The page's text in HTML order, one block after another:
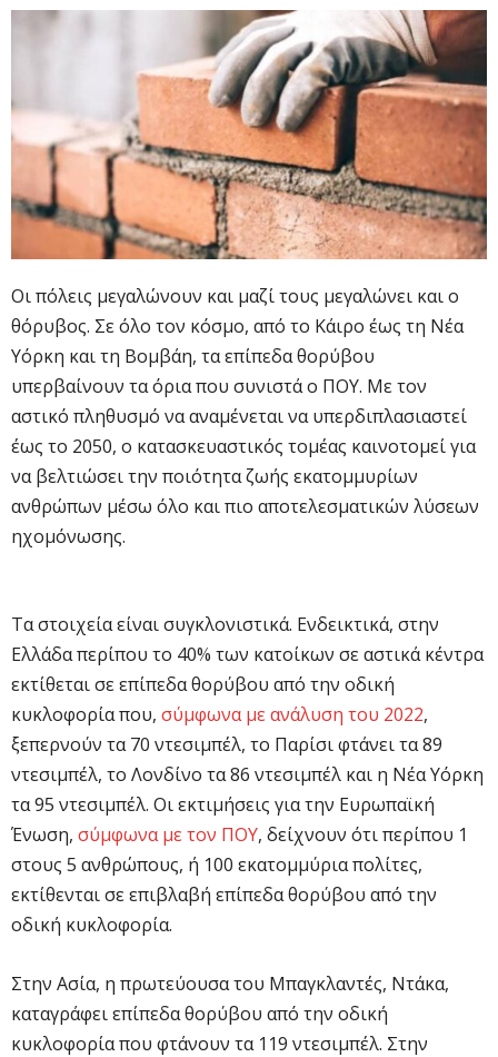
Οι πόλεις μεγαλώνουν και μαζί τους μεγαλώνει και ο
θόρυβος. Σε όλο τον κόσμο, από το Κάιρο έως τη Νέα
Υόρκη και τη Βομβάη, τα επίπεδα θορύβου
υπερβαίνουν τα όρια που συνιστά ο ΠΟΥ. Με τον
αστικό πληθυσμό να αναμένεται να υπερδιπλασιαστεί
έως το 2050, ο κατασκευαστικός τομέας καινοτομεί για
να βελτιώσει την ποιότητα ζωής εκατομμυρίων
ανθρώπων μέσω όλο και πιο αποτελεσματικών λύσεων
ηχομόνωσης.
Τα στοιχεία είναι συγκλονιστικά. Ενδεικτικά, στην
Ελλάδα περίπου το 40% των κατοίκων σε αστικά κέντρα
εκτίθεται σε επίπεδα θορύβου από την οδική
κυκλοφορία που, σύμφωνα με ανάλυση του 2022,
ξεπερνούν τα 70 ντεσιμπέλ, το Παρίσι φτάνει τα 89
ντεσιμπέλ, το Λονδίνο τα 86 ντεσιμπέλ και η Νέα Υόρκη
τα 95 ντεσιμπέλ. Οι εκτιμήσεις για την Ευρωπαϊκή
Ένωση, σύμφωνα με τον ΠΟΥ, δείχνουν ότι περίπου 1
στους 5 ανθρώπους, ή 100 εκατομμύρια πολίτες,
εκτίθενται σε επιβλαβή επίπεδα θορύβου από την
οδική κυκλοφορία.
Στην Ασία, η πρωτεύουσα του Μπαγκλαντές, Ντάκα,
καταγράφει επίπεδα θορύβου από την οδική
κυκλοφορία που φτάνουν τα 119 ντεσιμπέλ. Στην